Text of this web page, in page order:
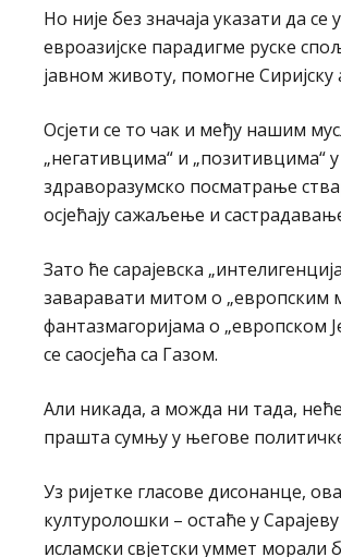
Но није без значаја указати да
евроазијске парадигме руске
јавном животу, помогне
Осјети се то чак и међу нашим
„негативцима“ и „позитивцима“
здраворазумско посматрање
осјећају сажаљење и
Зато ће сарајевска
заваравати митом о „европским
фантазмагоријама о „европском
се саосјећа са Газом.
Али никада, а можда ни тада,
прашта сумњу у његове
Уз ријетке гласове дисонанце,
културолошки – остаће у
исламски свјетски уммет